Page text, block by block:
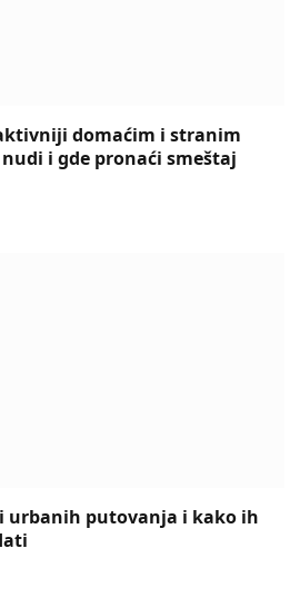
domaćim i stranim
i gde pronaći smeštaj
urbanih putovanja i kako ih